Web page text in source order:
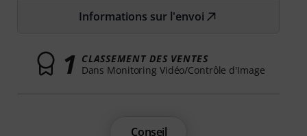
Informations sur l'envoi
1 CLASSEMENT DES VENTES
Dans Monitoring Vidéo/Contrôle d'Image
Conseil